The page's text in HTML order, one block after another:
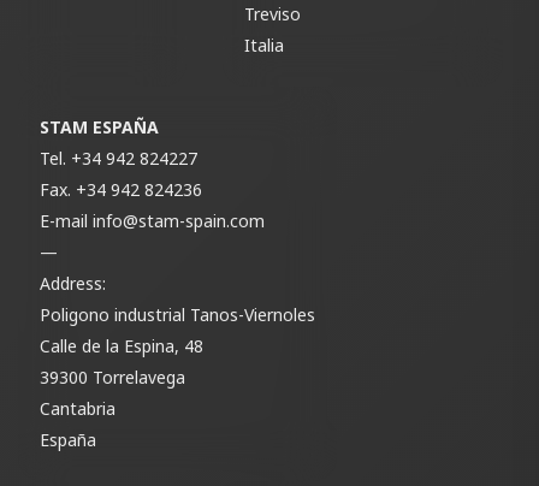
Treviso
Italia
STAM ESPAÑA
Tel. +34 942 824227
Fax. +34 942 824236
E-mailinfo@stam-spain.com
—
Address:
Poligono industrial Tanos-Viernoles
Calle de la Espina, 48
39300 Torrelavega
Cantabria
España